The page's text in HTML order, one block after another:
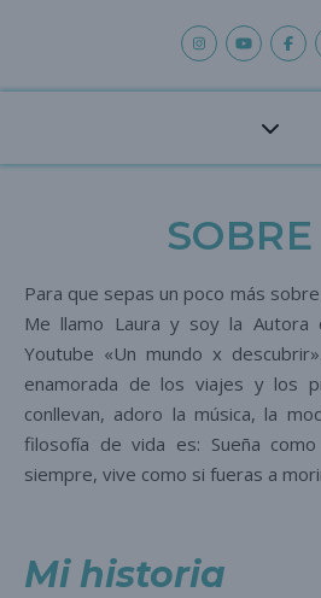
Para que sepas un poco más sobre mí, voy a presentarme.
Me llamo Laura y soy la
Youtube «Un mundo x
enamorada de los viajes y los
conllevan, adoro la música, la
filosofía de vida es: Sueña
siempre, vive como si fueras a
Mi historia